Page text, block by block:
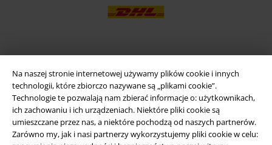
Na naszej stronie internetowej używamy plików cookie i innych
technologii, które zbiorczo nazywane są „plikami cookie”.
Technologie te pozwalają nam zbierać informacje o: użytkownikach,
ich zachowaniu i ich urządzeniach. Niektóre pliki cookie są
umieszczane przez nas, a niektóre pochodzą od naszych partnerów.
Zarówno my, jak i nasi partnerzy wykorzystujemy pliki cookie w celu:
Ściągnij nową aplikację EMP - ZA DARMO - i korzystaj z nowych
funkcji!